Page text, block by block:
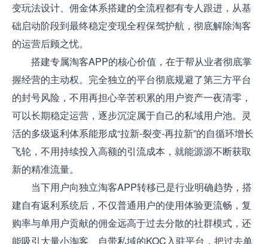
变玩法设计、佣金体系搭建的全流程都有专人跟进，从基
础启动阶段到最终稳定变现全程保驾护航，彻底解除淘客
的运营后顾之忧。
搭建专属淘客APP的核心价值，在于帮从业者彻底掌
握经营的主动权。完全独立的平台彻底规避了第三方平台
的封号风险，不用再担心辛苦积累的用户资产一夜清零，
可以长期稳定运营，逐步沉淀属于自己的私域用户池。灵
活的多级返利体系能形成“拉新-裂变-再拉新”的自循环增长
飞轮，不用持续投入高额的引流成本，就能源源不断获取
新的精准流量。
当下用户向独立淘客APP转移已是行业明确趋势，搭
建自有返利系统后，不仅普通用户的使用体验更流畅，复
购率与单用户贡献的佣金远高于过去分散的社群模式，还
能吸引大量小淘客、自带私域的KOC入驻平台，把过去单